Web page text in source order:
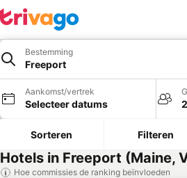
Bestemming
Freeport
Aankomst/vertrek
Selecteer datums
Sorteren Filteren
Hotels in Freeport (Maine,
Hoe commissies de ranking beïnvloeden